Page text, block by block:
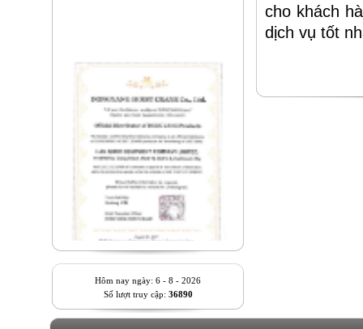
Hôm nay ngày: 6 - 8 - 2026
Số lượt truy cập: 36890
cho khách
dịch vụ tốt